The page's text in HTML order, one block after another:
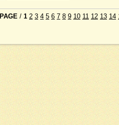
PAGE / 1 2 3 4 5 6 7 8 9 10 11 12 13 14